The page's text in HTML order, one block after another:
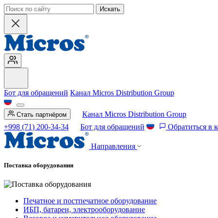
Искать
Бот для обращений Канал Micros Distribution Group
Стать партнёром
Канал Micros Distribution Group
+998 (71) 200-34-34
Бот для обращений Обратиться в
Направления
Поставка оборудования
Печатное и постпечатное оборудование
ИБП, батареи, электрооборудование